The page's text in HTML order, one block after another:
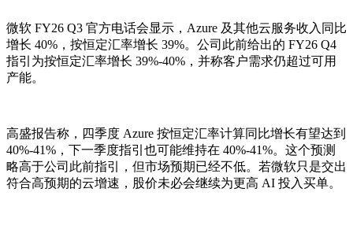
微软 FY26 Q3 官方电话会显示，Azure 及其他云服务收入同比
增长 40%，按恒定汇率增长 39%。公司此前给出的 FY26 Q4
指引为按恒定汇率增长 39%-40%，并称客户需求仍超过可用
产能。
高盛报告称，四季度 Azure 按恒定汇率计算同比增长有望达到
40%-41%，下一季度指引也可能维持在 40%-41%。这个预测
略高于公司此前指引，但市场预期已经不低。若微软只是交出
符合高预期的云增速，股价未必会继续为更高 AI 投入买单。